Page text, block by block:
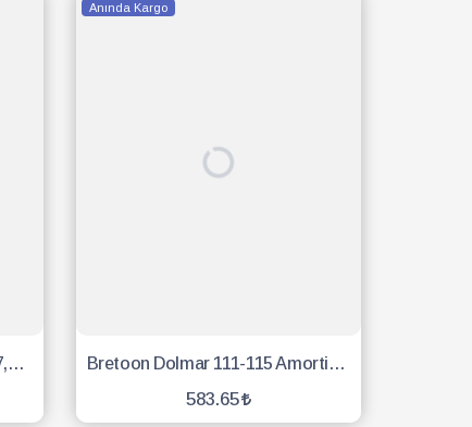
Stıhl Motorlu Testere Zinciri 27,5 Diş 91
Anında Kargo
Bretoon Dolmar 111-115 Amortisör Vidalı - 3 Adet
583.65